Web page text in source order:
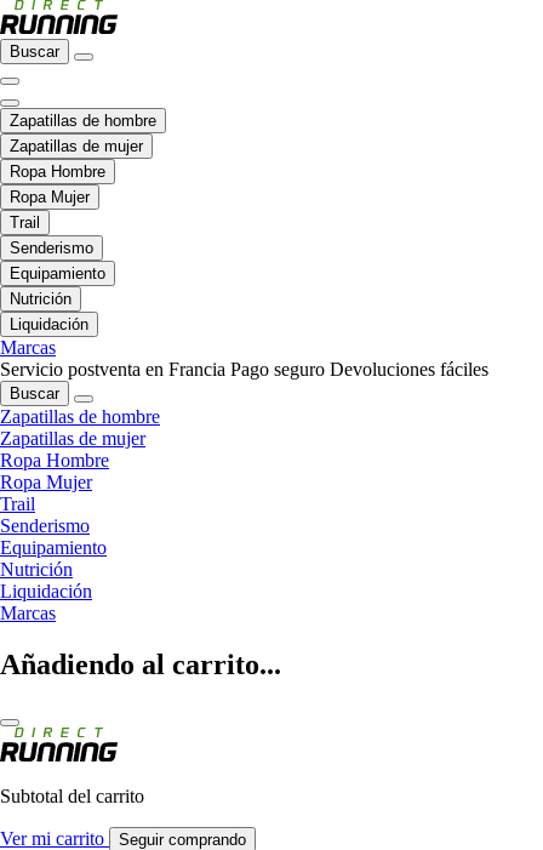
Buscar
Zapatillas de hombre
Zapatillas de mujer
Ropa Hombre
Ropa Mujer
Trail
Senderismo
Equipamiento
Nutrición
Liquidación
Marcas
Servicio postventa en Francia Pago seguro Devoluciones fáciles
Buscar
Zapatillas de hombre
Zapatillas de mujer
Ropa Hombre
Ropa Mujer
Trail
Senderismo
Equipamiento
Nutrición
Liquidación
Marcas
Añadiendo al carrito...
Subtotal del carrito
Ver mi carrito Seguir comprando